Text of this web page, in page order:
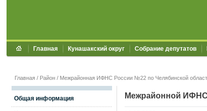
Главная Кунашакский округ Собрание депутатов
Главная / Район / Межрайонная ИФНС России №22 по Челябинской
Общая информация Межрайонной ИФНС